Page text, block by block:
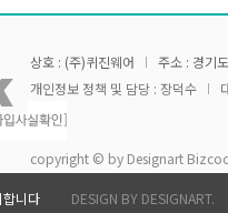
상호 : (주)퀴진웨어
주소 : 경기
개인정보 정책 및 담당 : 장덕수
copyright © by Designart
니다 DESIGN BY DESIGNART.